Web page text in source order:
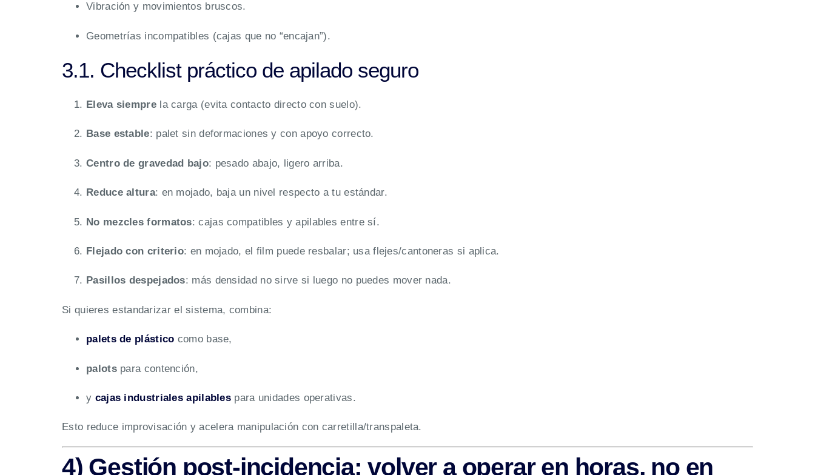
Vibración y movimientos bruscos.
Geometrías incompatibles (cajas que no “encajan”).
3.1. Checklist práctico de apilado seguro
Eleva siemprela carga (evita contacto directo con suelo).
Base estable: palet sin deformaciones y con apoyo correcto.
Centro de gravedad bajo: pesado abajo, ligero arriba.
Reduce altura: en mojado, baja un nivel respecto a tu estándar.
No mezcles formatos: cajas compatibles y apilables entre sí.
Flejado con criterio: en mojado, el film puede resbalar; usa flejes/cantoneras si aplica.
Pasillos despejados: más densidad no sirve si luego no puedes mover nada.
Si quieres estandarizar el sistema, combina:
palets de plástico como base,
palotspara contención,
y cajas industriales apilables para unidades operativas.
Esto reduce improvisación y acelera manipulación con carretilla/transpaleta.
4) Gestión post-incidencia: volver a operar en horas, no en